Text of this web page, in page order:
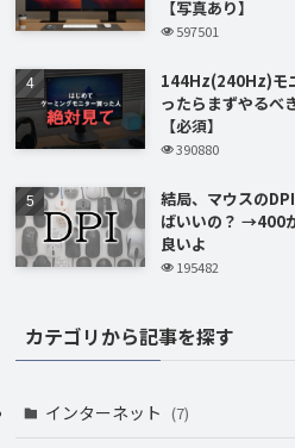
【写真あり】
597501
144Hz(240Hz)モ
ったらまずやるべ
【必須】
390880
結局、マウスの
ばいいの？ →400
良いよ
195482
カテゴリから記事を探す
インターネット (7)